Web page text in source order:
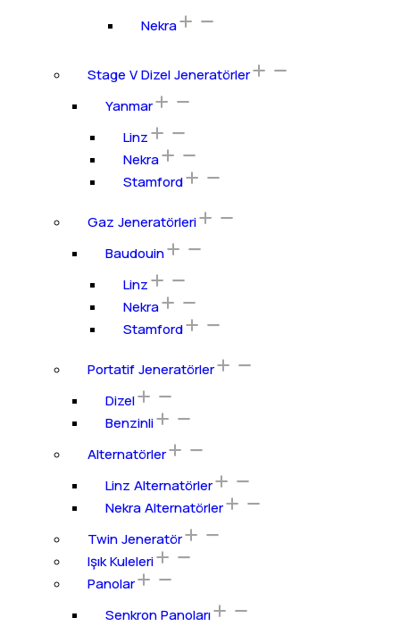
Nekra
Stage V Dizel Jeneratörler
Yanmar
Linz
Nekra
Stamford
Gaz Jeneratörleri
Baudouin
Linz
Nekra
Stamford
Portatif Jeneratörler
Dizel
Benzinli
Alternatörler
Linz Alternatörler
Nekra Alternatörler
Twin Jeneratör
Işık Kuleleri
Panolar
Senkron Panoları